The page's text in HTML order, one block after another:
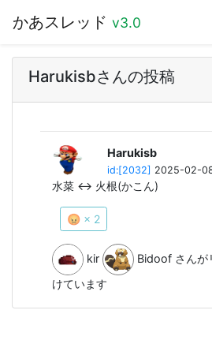
かあスレッド v3.0
Harukisbさんの投稿
Harukisb
id:[2032] 2025-02-
水菜 ↔ 火根(かこん)
😡 × 2
kir Bidoof さんが
けています